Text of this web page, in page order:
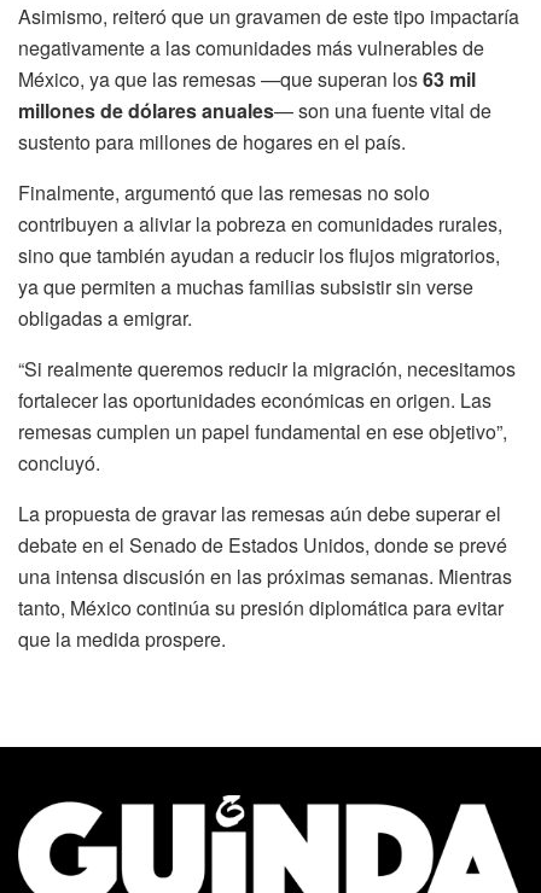
Asimismo, reiteró que un gravamen de este tipo impactaría
negativamente a las comunidades más vulnerables de
México, ya que las remesas —que superan los63 mil
millones de dólares anuales— son una fuente vital de
sustento para millones de hogares en el país.
Finalmente, argumentó que las remesas no solo
contribuyen a aliviar la pobreza en comunidades rurales,
sino que también ayudan a reducir los flujos migratorios,
ya que permiten a muchas familias subsistir sin verse
obligadas a emigrar.
“Si realmente queremos reducir la migración, necesitamos
fortalecer las oportunidades económicas en origen. Las
remesas cumplen un papel fundamental en ese objetivo”,
concluyó.
La propuesta de gravar las remesas aún debe superar el
debate en el Senado de Estados Unidos, donde se prevé
una intensa discusión en las próximas semanas. Mientras
tanto, México continúa su presión diplomática para evitar
que la medida prospere.